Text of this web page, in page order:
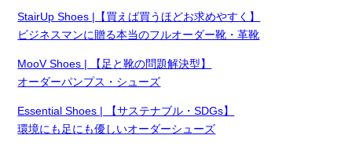
StairUp Shoes |【買えば買うほどお求めやすく】
ビジネスマンに贈る本当のフルオーダー靴・革靴
MooV Shoes | 【足と靴の問題解決型】
オーダーパンプス・シューズ
Essential Shoes | 【サステナブル・SDGs】
環境にも足にも優しいオーダーシューズ